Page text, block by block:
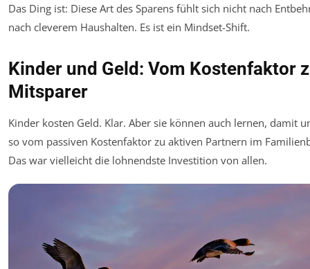
Das Ding ist: Diese Art des Sparens fühlt sich nicht nach
nach cleverem Haushalten. Es ist ein Mindset-Shift.
Kinder und Geld: Vom Kostenfaktor
Mitsparer
Kinder kosten Geld. Klar. Aber sie können auch lernen, damit
so vom passiven Kostenfaktor zu aktiven Partnern im
Das war vielleicht die lohnendste Investition von allen.